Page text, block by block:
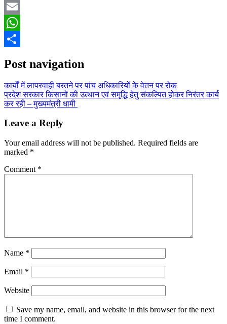
Twitter
Email
WhatsApp
Post navigation
कार्यों में लापरवाही बरतने पर पांच अधिकारियों के वेतन पर रोक
प्रदेश सरकार किसानों की उत्थान एवं समृद्धि हेतु संकल्पित होकर निरंतर कार्य
कर रही – मुख्यमंत्री धामी
Leave a Reply
Your email address will not be published. Required fields are
marked *
Comment *
Name *
Email *
Website
Save my name, email, and website in this browser for the next
time I comment.